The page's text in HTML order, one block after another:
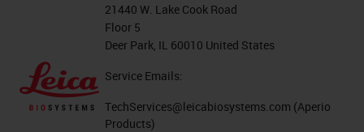
21440 W. Lake Cook Road
Floor 5
Deer Park, IL 60010 United States
Service Emails:
TechServices@leicabiosystems.com (Aperio
Products)